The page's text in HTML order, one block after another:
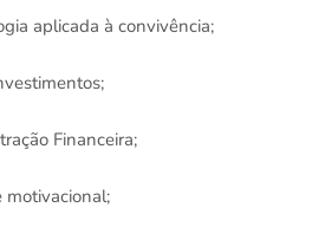
aplicada à convivência;
Financeira;
motivacional;